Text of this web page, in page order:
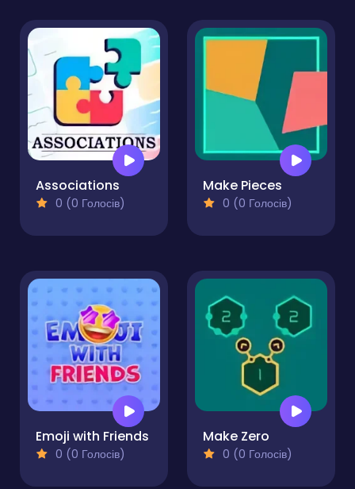
Associations
0 (0 Голосів)
Make Pieces
0 (0 Голосів)
Emoji with Friends
0 (0 Голосів)
Make Zero
0 (0 Голосів)